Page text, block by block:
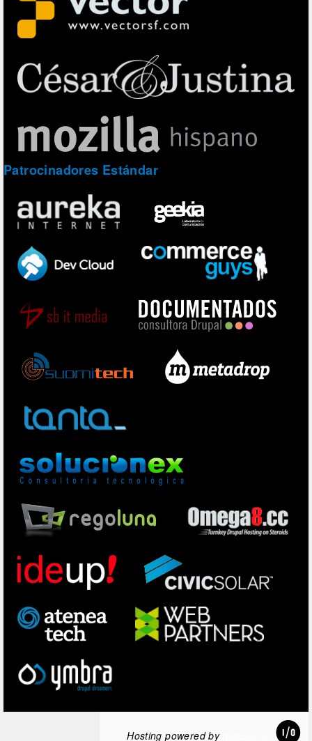
Patrocinadores Estándar
Hosting powered byamazee.io